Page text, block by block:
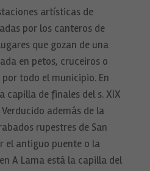
artísticas de
por los canteros de
que gozan de una
en petos, cruceiros o
todo el municipio. En
capilla de finales del s. XIX
además de la
rupestres de San
el antiguo puente o la
A Lama está la capilla del